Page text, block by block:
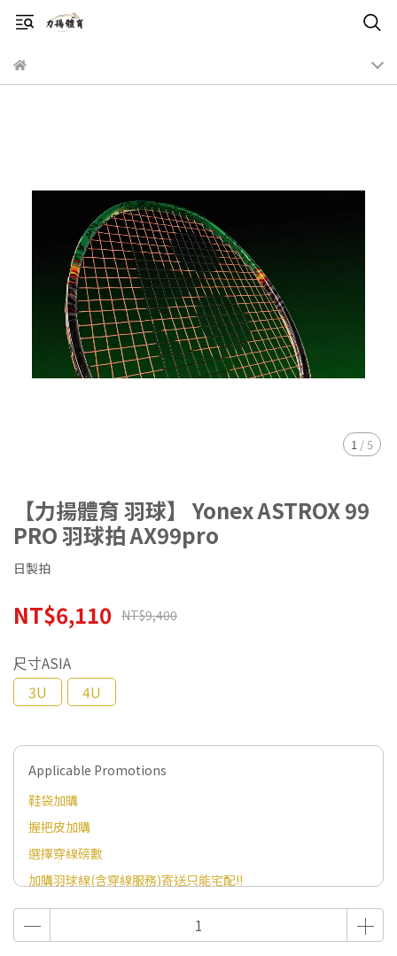
1 /5
【力揚體育 羽球】 Yonex ASTROX 99
PRO 羽球拍 AX99pro
日製拍
NT$6,110 NT$9,400
尺寸ASIA
3U
4U
Applicable Promotions
鞋袋加購
握把皮加購
選擇穿線磅數
加購羽球線(含穿線服務)寄送只能宅配!!